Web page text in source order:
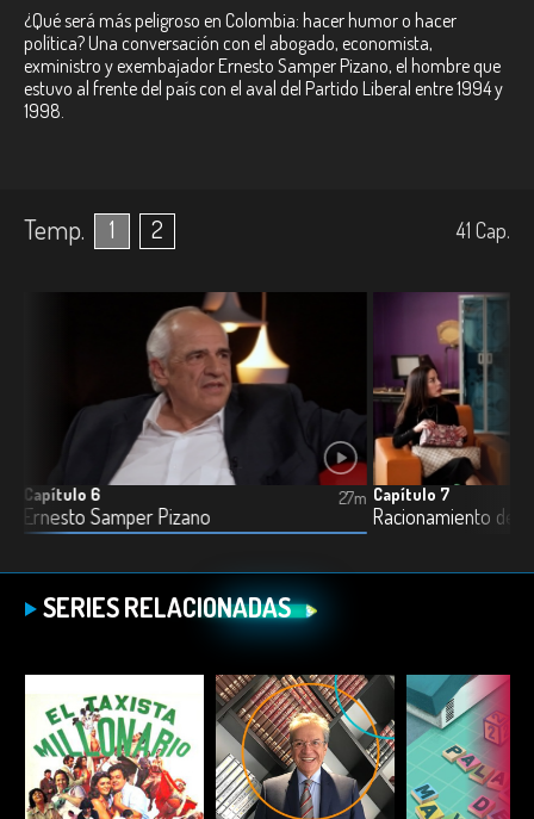
¿Qué será más peligroso en Colombia: hacer humor o hacer
política? Una conversación con el abogado, economista,
exministro y exembajador Ernesto Samper Pizano, el hombre que
estuvo al frente del país con el aval del Partido Liberal entre 1994 y
1998.
Temp. 1 2 41 Cap.
Capítulo 6
Ernesto Samper Pizano
27m Capítulo 7
Racionamiento de
SERIES RELACIONADAS